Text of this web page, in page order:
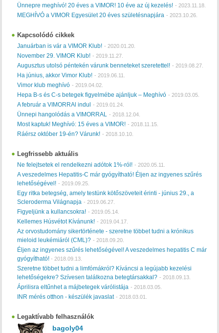
Ünnepre meghívó! 20 éves a VIMOR! 10 éve az új kezelés! - 2023.11.18.
MEGHÍVÓ a VIMOR Egyesület 20 éves születésnapjára - 2023.10.26.
Kapcsolódó cikkek
Januárban is vár a VIMOR Klub! - 2020.01.20.
November 29. VIMOR Klub! - 2019.11.27.
Augusztus utolsó péntekén várunk benneteket szeretettel! - 2019.08.27.
Ha június, akkor Vimor Klub! - 2019.06.11.
Vimor klub meghívó - 2019.04.02.
Hepa B-s és C-s betegek figyelmébe ajánljuk – Meghívó - 2019.03.05.
A február a VIMORRAl indul - 2019.01.24.
Ünnepi hangolódás a VIMORRAL - 2018.12.04.
Most kaptuk! Meghívó: 15 éves a VIMOR! - 2018.11.15.
Ráérsz október 19-én? Várunk! - 2018.10.10.
Legfrissebb aktuális
Ne felejtsetek el rendelkezni adótok 1%-ról! - 2020.05.11.
A veszedelmes Hepatitis-C már gyógyítható! Éljen az ingyenes szűrés
lehetőségével! - 2019.09.25.
Egy ritka betegség, amely testünk kötőszöveteit érinti - június 29., a
Scleroderma Világnapja - 2019.06.27.
Figyeljünk a kullancsokra! - 2019.05.14.
Kellemes Húsvétot Kívánunk! - 2019.04.17.
Az orvostudomány sikertörténete - szeretne többet tudni a krónikus
mieloid leukémiáról (CML)? - 2018.09.20.
Éljen az ingyenes szűrés lehetőségével! A veszedelmes hepatitis C már
gyógyítható!- 2018.09.13.
Szeretne többet tudni a limfómákról? Kíváncsi a legújabb kezelési
lehetőségekre? Szívesen találkozna betegtársakkal? - 2018.09.13.
Áprilisra eltűnhet a májbetegek várólistája - 2018.03.05.
INR mérés otthon - készülék javaslat - 2018.03.01.
Legaktívabb felhasználók
bagoly04